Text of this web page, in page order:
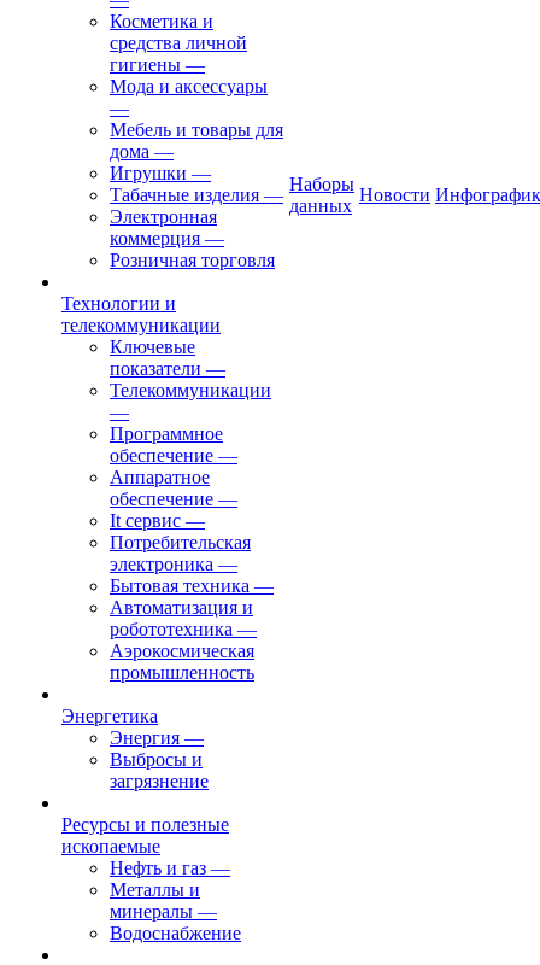
Косметика и
средства личной
гигиены —
Мода и аксессуары
—
Мебель и товары для
дома —
Игрушки —
Табачные изделия —
Электронная
коммерция —
Розничная торговля
Технологии и
телекоммуникации
Ключевые
показатели —
Телекоммуникации
—
Программное
обеспечение —
Аппаратное
обеспечение —
It сервис —
Потребительская
электроника —
Бытовая техника —
Автоматизация и
робототехника —
Аэрокосмическая
промышленность
Энергетика
Энергия —
Выбросы и
загрязнение
Ресурсы и полезные
ископаемые
Нефть и газ —
Металлы и
минералы —
Водоснабжение
Наборы
данных
Новости